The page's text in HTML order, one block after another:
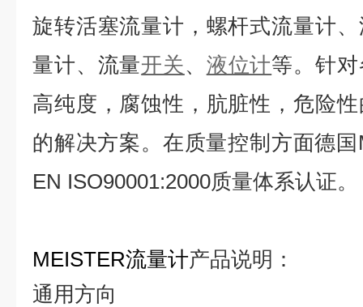
旋转活塞流量计，螺杆式流量计
量计、流量开关、 液位计等。针
高纯度，腐蚀性，肮脏性，危险
的解决方案。在质量控制方面德
EN ISO90001:2000质量体系认证。
MEISTER流量计产品说明：
通用方向